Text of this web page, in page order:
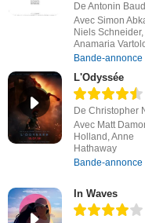
De Antonin
Avec Simon
Niels Schneider,
Anamaria
Bande-annonce
L'Odyssée
De Christopher
Avec Matt
Holland, Anne
Hathaway
Bande-annonce
In Waves